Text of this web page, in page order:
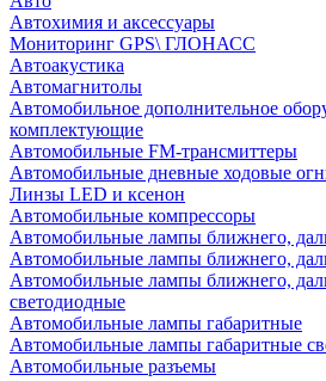
Автохимия и аксессуары
Мониторинг GPS\ ГЛОНАСС
Автоакустика
Автомагнитолы
Автомобильное дополнительное
комплектующие
Автомобильные FM-трансмиттеры
Автомобильные дневные ходовые
Линзы LED и ксенон
Автомобильные компрессоры
Автомобильные лампы ближнего,
Автомобильные лампы ближнего,
Автомобильные лампы ближнего,
светодиодные
Автомобильные лампы габаритные
Автомобильные лампы габаритные
Автомобильные разъемы